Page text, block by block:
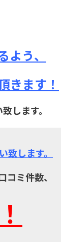
う、
きます！
します。
致します。
ミ件数、